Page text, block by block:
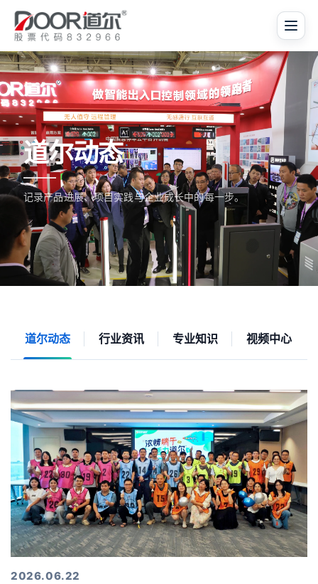
道尔动态
记录产品进展、项目实践与企业成长中的每一步。
道尔动态 行业资讯 专业知识 视频中心
2026.06.22